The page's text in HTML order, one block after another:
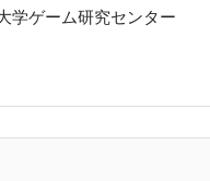
学ゲーム研究センター